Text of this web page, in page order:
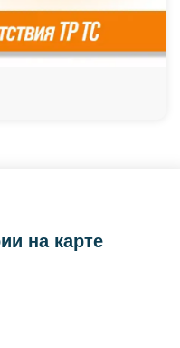
на карте